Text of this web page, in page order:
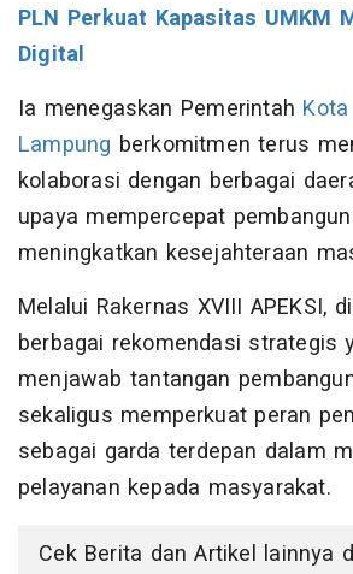
PLN Perkuat Kapasitas UMKM
Digital
Ia menegaskan Pemerintah
Lampung berkomitmen terus
kolaborasi dengan berbagai
upaya mempercepat
meningkatkan kesejahteraan
Melalui Rakernas XVIII APEKSI,
berbagai rekomendasi strategis
menjawab tantangan
sekaligus memperkuat peran
sebagai garda terdepan dalam
pelayanan kepada masyarakat.
Cek Berita dan Artikel lainnya